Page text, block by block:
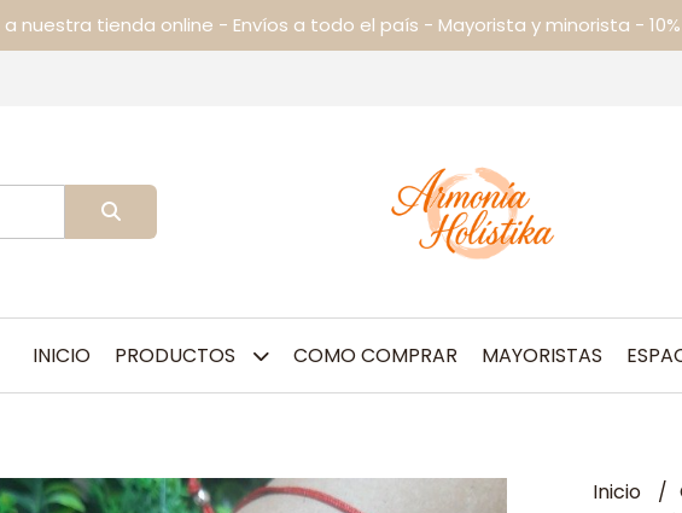
nuestra tienda online - Envíos a todo el país - Mayorista y minorista - 10% DE
INICIO PRODUCTOS COMO COMPRAR MAYORISTAS
Inicio